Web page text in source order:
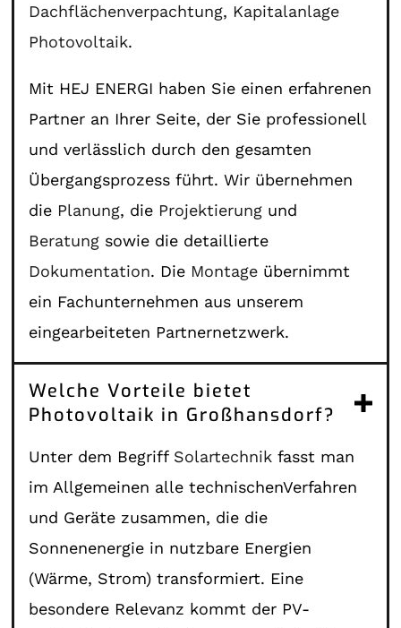
Dachflächenverpachtung, Kapitalanlage
Photovoltaik.
Mit HEJ ENERGI haben Sie einen erfahrenen
Partner an Ihrer Seite, der Sie professionell
und verlässlich durch den gesamten
Übergangsprozess führt. Wir übernehmen
die Planung, die Projektierung und
Beratung sowie die detaillierte
Dokumentation. Die Montage übernimmt
ein Fachunternehmen aus unserem
eingearbeiteten Partnernetzwerk.
Welche Vorteile bietet
Photovoltaik in Großhansdorf?
Unter dem Begriff Solartechnik fasst man
im Allgemeinen alle technischenVerfahren
und Geräte zusammen, die die
Sonnenenergie in nutzbare Energien
(Wärme, Strom) transformiert. Eine
besondere Relevanz kommt der PV-